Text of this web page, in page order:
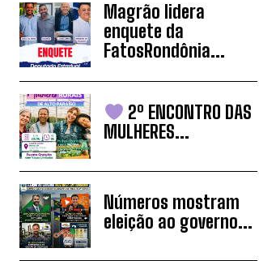
Magrão lidera
enquete da
FatosRondônia...
2º ENCONTRO DAS
MULHERES...
Números mostram
eleição ao governo...